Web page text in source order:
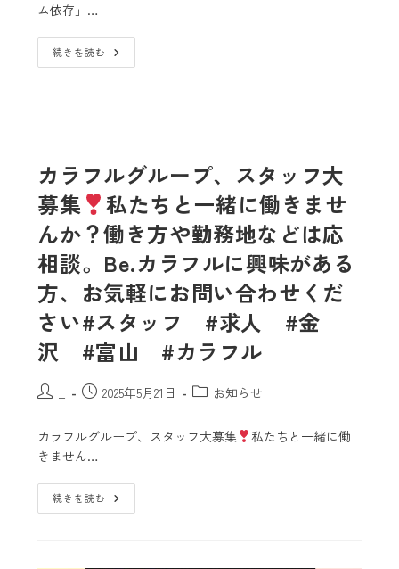
ム依存」…
続きを読む
カラフルグループ、スタッフ大
募集
私たちと一緒に働きませ
んか？働き方や勤務地などは応
相談。Be.カラフルに興味がある
方、お気軽にお問い合わせくだ
さい#スタッフ #求人 #金
沢 #富山 #カラフル
2025年5月21日 お知らせ
カラフルグループ、スタッフ大募集
私たちと一緒に働
きません…
続きを読む